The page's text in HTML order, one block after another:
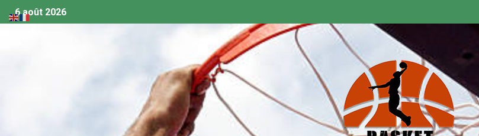
6 août 2026